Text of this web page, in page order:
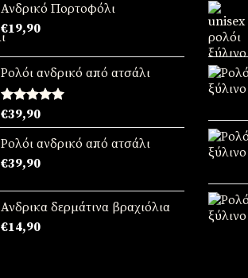
Ανδρικό Πορτοφόλι
€19,90
Ρολόι ανδρικό από ατσάλι
Βαθμολογήθηκε
με5.00
από 5
€39,90
Ρολόι ανδρικό από ατσάλι
€39,90
Ανδρικα δερμάτινα βραχιόλια
€14,90